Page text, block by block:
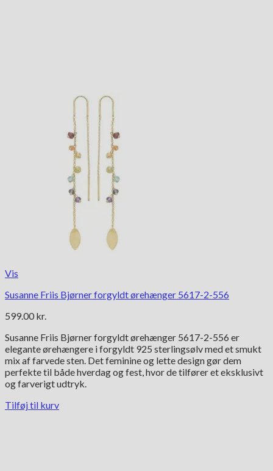
Vis
Susanne Friis Bjørner forgyldt ørehænger 5617-2-556
599.00 kr.
Susanne Friis Bjørner forgyldt ørehænger 5617-2-556 er
elegante ørehængere i forgyldt 925 sterlingsølv med et smukt
mix af farvede sten. Det feminine og lette design gør dem
perfekte til både hverdag og fest, hvor de tilfører et eksklusivt
og farverigt udtryk.
Tilføj til kurv